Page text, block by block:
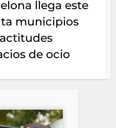
llega este
municipios
de ocio